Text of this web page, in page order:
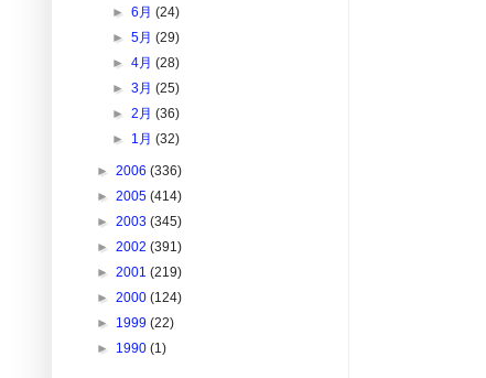
►6月(24)
►5月(29)
►4月(28)
►3月(25)
►2月(36)
► 1月(32)
► 2006 (336)
► 2005 (414)
► 2003 (345)
► 2002 (391)
► 2001 (219)
► 2000 (124)
► 1999 (22)
► 1990 (1)